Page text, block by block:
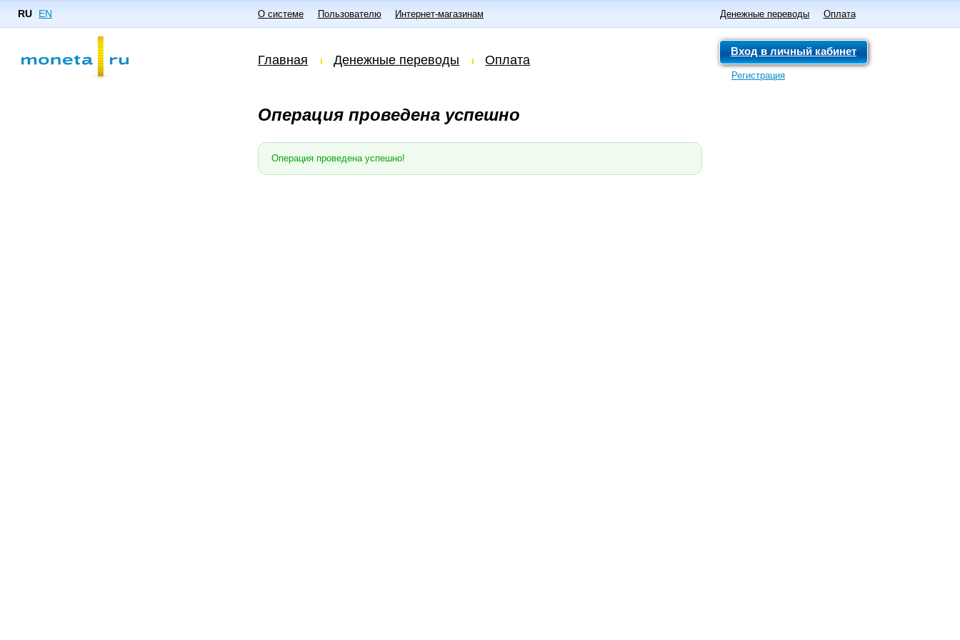
RU EN О системе Пользователю Интернет-магазинам Денежные переводы Оплата
Главная Денежные переводы Оплата
Вход в личный кабинет
Регистрация
Операция проведена успешно
Операция проведена успешно!